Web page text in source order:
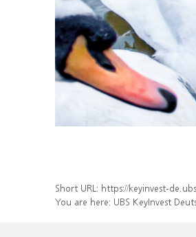
Short URL: https://keyinvest-
You are here: UBS KeyInvest